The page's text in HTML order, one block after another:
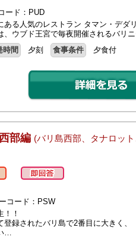
ード：PUD
ある人気のレストラン タマン・デダ
、ウブド王宮で毎夜開催されるバリ
時間 夕刻 食事条件 夕食付
部編 (バリ島西部、タナロッ
コード：PSW
！！
録されたバリ島で2番目に大きく、
…